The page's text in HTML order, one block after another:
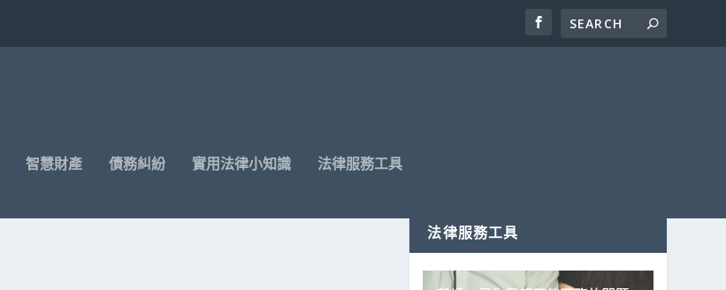
智慧財產 債務糾紛 實用法律小知識 法律服務工具
法律服務工具